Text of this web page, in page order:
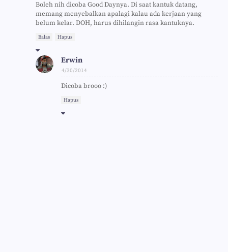
Boleh nih dicoba Good Daynya. Di saat kantuk datang,
memang menyebalkan apalagi kalau ada kerjaan yang
belum kelar. DOH, harus dihilangin rasa kantuknya.
Balas Hapus
Erwin
4/30/2014
Dicoba brooo :)
Hapus